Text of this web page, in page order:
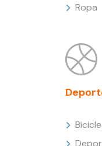
Ropa